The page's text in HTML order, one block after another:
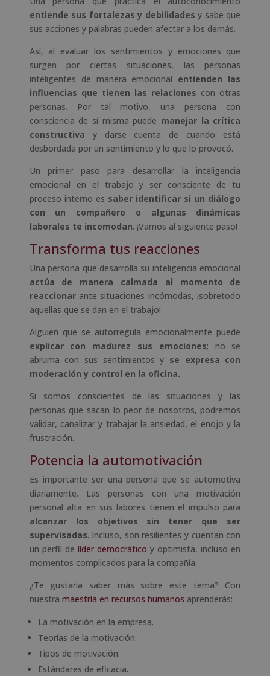
entiende sus fortalezas y debilidades y sabe que
sus acciones y palabras pueden afectar a los demás.
Así, al evaluar los sentimientos y emociones que
surgen por ciertas situaciones, las personas
inteligentes de manera emocional entienden las
influencias que tienen las relaciones con otras
personas. Por tal motivo, una persona con
consciencia de sí misma puede manejar la crítica
constructiva y darse cuenta de cuando está
desbordada por un sentimiento y lo que lo provocó.
Un primer paso para desarrollar la inteligencia
emocional en el trabajo y ser consciente de tu
proceso interno es saber identificar si un diálogo
con un compañero o algunas dinámicas
laborales te incomodan. ¡Vamos al siguiente paso!
Transforma tus reacciones
Una persona que desarrolla su inteligencia emocional
actúa de manera calmada al momento de
reaccionarante situaciones incómodas, ¡sobretodo
aquellas que se dan en el trabajo!
Alguien que se autorregula emocionalmente puede
explicar con madurez sus emociones; no se
abruma con sus sentimientos y se expresa con
moderación y control en la oficina.
Si somos conscientes de las situaciones y las
personas que sacan lo peor de nosotros, podremos
validar, canalizar y trabajar la ansiedad, el enojo y la
frustración.
Potencia la automotivación
Es importante ser una persona que se automotiva
diariamente. Las personas con una motivación
personal alta en sus labores tienen el impulso para
alcanzar los objetivos sin tener que ser
supervisadas. Incluso, son resilientes y cuentan con
un perfil de líder democrático y optimista, incluso en
momentos complicados para la compañía.
¿Te gustaría saber más sobre este tema? Con
nuestra maestría en recursos humanos aprenderás:
La motivación en la empresa.
Teorías de la motivación.
Tipos de motivación.
Estándares de eficacia.